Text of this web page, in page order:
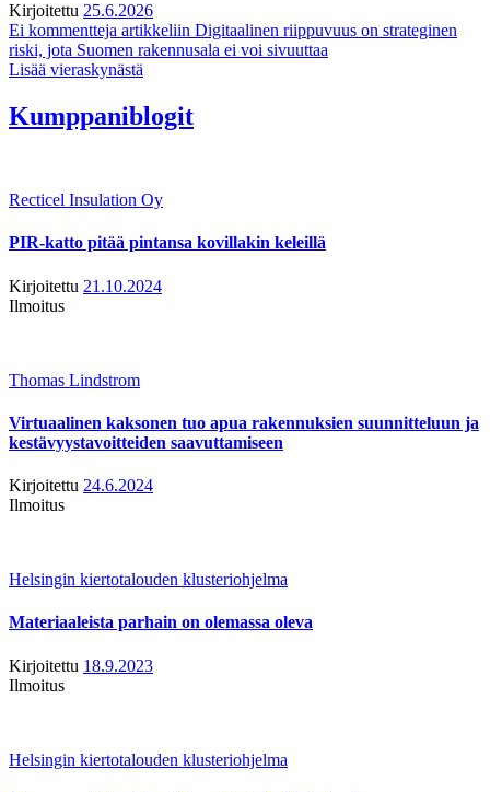
Kirjoitettu 25.6.2026
Ei kommentteja artikkeliin Digitaalinen riippuvuus on strateginen
riski, jota Suomen rakennusala ei voi sivuuttaa
Lisää vieraskynästä
Kumppaniblogit
Recticel Insulation Oy
PIR-katto pitää pintansa kovillakin keleillä
Kirjoitettu 21.10.2024
Ilmoitus
Thomas Lindstrom
Virtuaalinen kaksonen tuo apua rakennuksien suunnitteluun ja
kestävyystavoitteiden saavuttamiseen
Kirjoitettu 24.6.2024
Ilmoitus
Helsingin kiertotalouden klusteriohjelma
Materiaaleista parhain on olemassa oleva
Kirjoitettu 18.9.2023
Ilmoitus
Helsingin kiertotalouden klusteriohjelma